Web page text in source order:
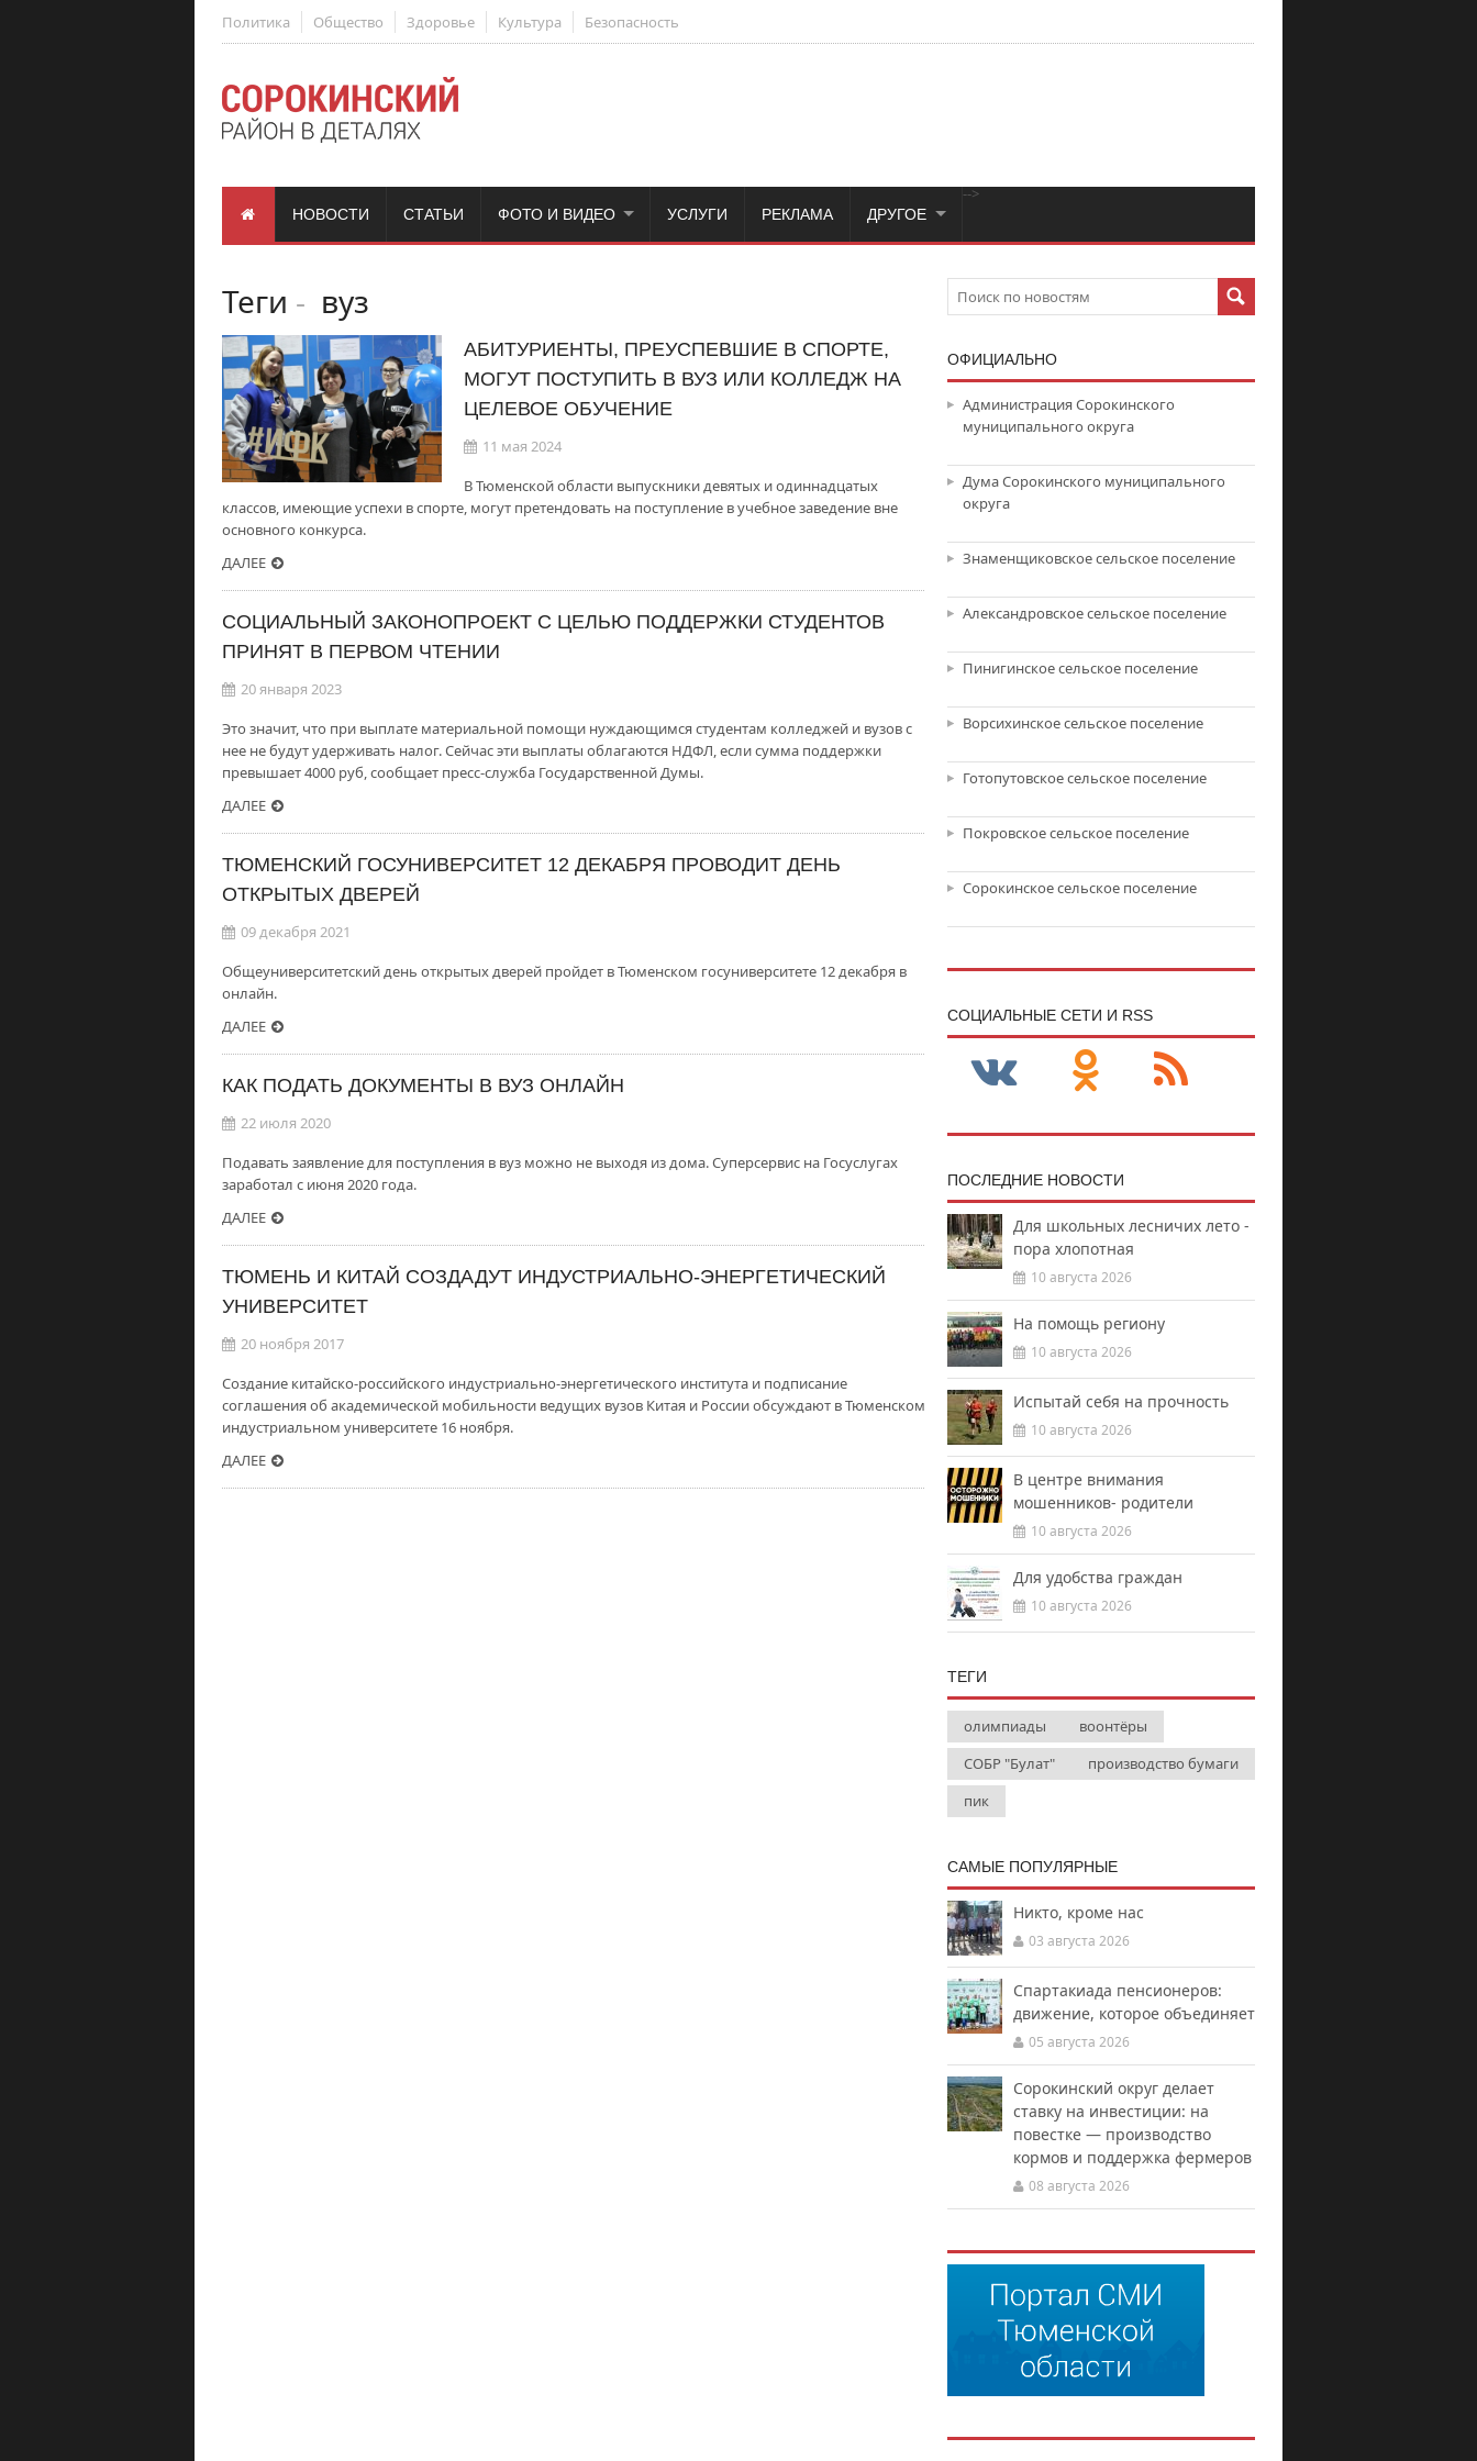
Политика Общество Здоровье Культура Безопасность
НОВОСТИ СТАТЬИ
-->
ФОТО И ВИДЕО УСЛУГИ РЕКЛАМА ДРУГОЕ
Теги - вуз
АБИТУРИЕНТЫ, ПРЕУСПЕВШИЕ В СПОРТЕ,
МОГУТ ПОСТУПИТЬ В ВУЗ ИЛИ КОЛЛЕДЖ НА
ЦЕЛЕВОЕ ОБУЧЕНИЕ
11 мая 2024
В Тюменской области выпускники девятых и одиннадцатых
классов, имеющие успехи в спорте, могут претендовать на поступление в учебное заведение вне
основного конкурса.
ДАЛЕЕ
СОЦИАЛЬНЫЙ ЗАКОНОПРОЕКТ С ЦЕЛЬЮ ПОДДЕРЖКИ СТУДЕНТОВ
ПРИНЯТ В ПЕРВОМ ЧТЕНИИ
20 января 2023
Это значит, что при выплате материальной помощи нуждающимся студентам колледжей и вузов с
нее не будут удерживать налог. Сейчас эти выплаты облагаются НДФЛ, если сумма поддержки
превышает 4000 руб, сообщает пресс-служба Государственной Думы.
ДАЛЕЕ
ТЮМЕНСКИЙ ГОСУНИВЕРСИТЕТ 12 ДЕКАБРЯ ПРОВОДИТ ДЕНЬ
ОТКРЫТЫХ ДВЕРЕЙ
09 декабря 2021
Общеуниверситетский день открытых дверей пройдет в Тюменском госуниверситете 12 декабря в
онлайн.
ДАЛЕЕ
КАК ПОДАТЬ ДОКУМЕНТЫ В ВУЗ ОНЛАЙН
22 июля 2020
Подавать заявление для поступления в вуз можно не выходя из дома. Суперсервис на Госуслугах
заработал с июня 2020 года.
ДАЛЕЕ
ТЮМЕНЬ И КИТАЙ СОЗДАДУТ ИНДУСТРИАЛЬНО-ЭНЕРГЕТИЧЕСКИЙ
УНИВЕРСИТЕТ
20 ноября 2017
Создание китайско-российского индустриально-энергетического института и подписание
соглашения об академической мобильности ведущих вузов Китая и России обсуждают в Тюменском
индустриальном университете 16 ноября.
ДАЛЕЕ
ОФИЦИАЛЬНО
Администрация Сорокинского
муниципального округа
Дума Сорокинского муниципального
округа
Знаменщиковское сельское поселение
Александровское сельское поселение
Пинигинское сельское поселение
Ворсихинское сельское поселение
Готопутовское сельское поселение
Покровское сельское поселение
Сорокинское сельское поселение
CОЦИАЛЬНЫЕ СЕТИ И RSS
ПОСЛЕДНИЕ НОВОСТИ
Для школьных лесничих лето -
пора хлопотная
10 августа 2026
На помощь региону
10 августа 2026
Испытай себя на прочность
10 августа 2026
В центре внимания
мошенников- родители
10 августа 2026
Для удобства граждан
10 августа 2026
ТЕГИ
олимпиады
воонтёры
СОБР "Булат"
производство бумаги
пик
САМЫЕ ПОПУЛЯРНЫЕ
Никто, кроме нас
03 августа 2026
Спартакиада пенсионеров:
движение, которое объединяет
05 августа 2026
Сорокинский округ делает
ставку на инвестиции: на
повестке — производство
кормов и поддержка фермеров
08 августа 2026